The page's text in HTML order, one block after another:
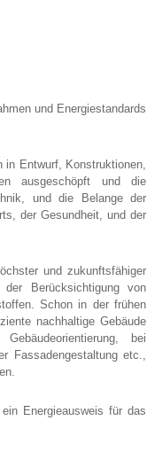
und Energiestandards
in Entwurf, Konstruktionen,
ausgeschöpft und die
und die Belange der
der Gesundheit, und der
und zukunftsfähiger
der Berücksichtigung von
Schon in der frühen
nachhaltige Gebäude
bei
Fassadengestaltung etc.,
Energieausweis für das